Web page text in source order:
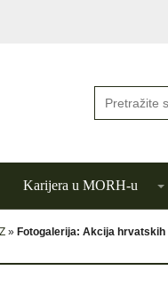
Karijera u MORH-u
» Fotogalerija: Akcija